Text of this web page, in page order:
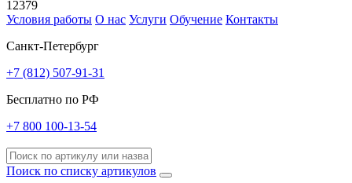
12379
Условия работы О нас Услуги Обучение Контакты
Санкт-Петербург
+7 (812) 507-91-31
Бесплатно по РФ
+7 800 100-13-54
Поиск по списку артикулов